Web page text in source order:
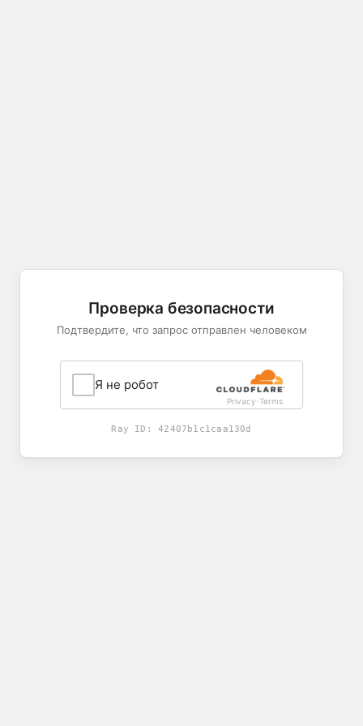
Проверка безопасности
Подтвердите, что запрос отправлен человеком
Я не робот
Privacy-Terms
Ray ID:42407b1c1caa130d